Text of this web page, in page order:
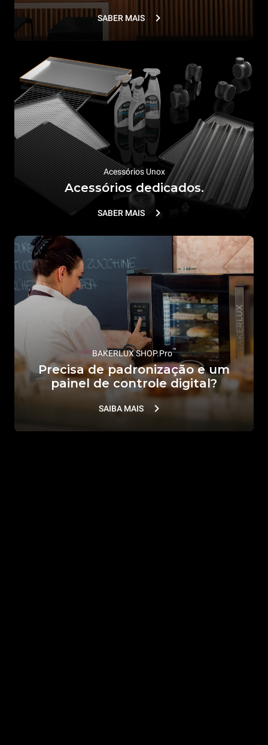
SABER MAIS
Acessórios Unox
Acessórios dedicados.
SABER MAIS
BAKERLUX SHOP.Pro™
Precisa de padronização e um
painel de controle digital?
SAIBA MAIS